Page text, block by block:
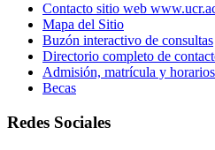
Contacto sitio web
Mapa del Sitio
Buzón interactivo de consultas
Directorio completo de
Admisión, matrícula y horarios
Becas
Redes Sociales